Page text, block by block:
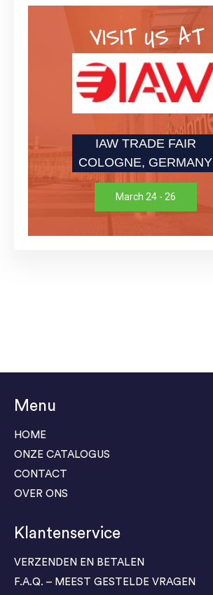
VISIT US AT
IAW TRADE FAIR
COLOGNE, GERMANY
March 24 - 26
Menu
HOME
ONZE CATALOGUS
CONTACT
OVER ONS
Klantenservice
VERZENDEN EN BETALEN
F.A.Q. – MEEST GESTELDE VRAGEN